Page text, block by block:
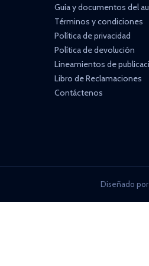
Guía y documentos del
Términos y condiciones
Política de privacidad
Política de devolución
Lineamientos de
Libro de Reclamaciones
Contáctenos
Diseñado